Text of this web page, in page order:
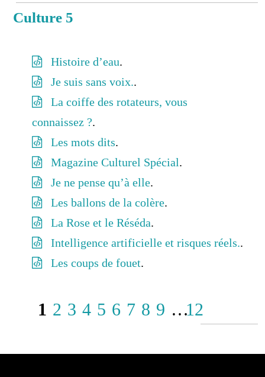
Culture 5
Histoire d’eau.
Je suis sans voix..
La coiffe des rotateurs, vous
connaissez ?.
Les mots dits.
Magazine Culturel Spécial.
Je ne pense qu’à elle.
Les ballons de la colère.
La Rose et le Réséda.
Intelligence artificielle et risques réels..
Les coups de fouet.
1 2 3 4 5 6 7 8 9 …12